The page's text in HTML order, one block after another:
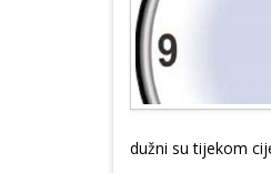
dužni su tijekom